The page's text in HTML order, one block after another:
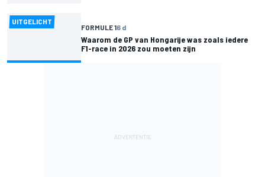
UITGELICHT
FORMULE 16 d
Waarom de GP van Hongarije was zoals iedere
F1-race in 2026 zou moeten zijn